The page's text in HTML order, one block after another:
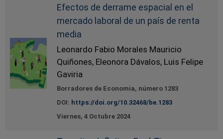
Efectos de derrame espacial en el
mercado laboral de un país de renta
media
Leonardo Fabio Morales Mauricio
Quiñones, Eleonora Dávalos, Luis Felipe
Gaviria
Borradores de Economia, número 1283
DOI: https://doi.org/10.32468/be.1283
Viernes, 4 Octubre 2024